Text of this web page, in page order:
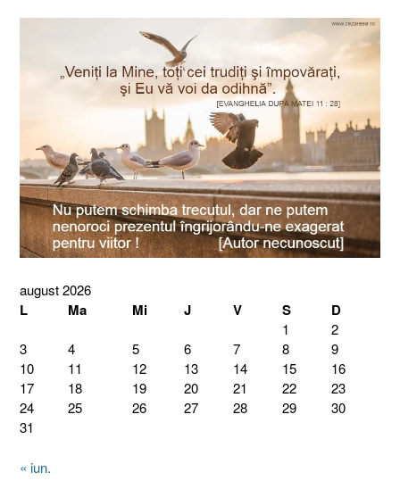
august 2026
L Ma Mi J V S D
1
2
3
4 5 6 7 8
9
10
11 12 13 14 15
16
17
18 19 20 21 22
23
24
25 26 27 28 29
30
31
« iun.